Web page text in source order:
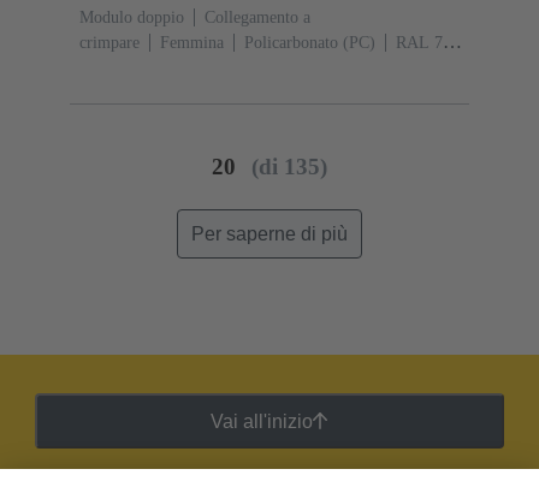
Modulo doppio
Collegamento a
crimpare
Femmina Policarbonato (PC)
RAL 7032
20 (di 135)
Per saperne di più
Vai all'inizio